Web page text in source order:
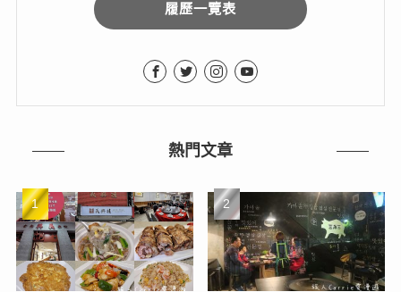
履歷一覽表
熱門文章